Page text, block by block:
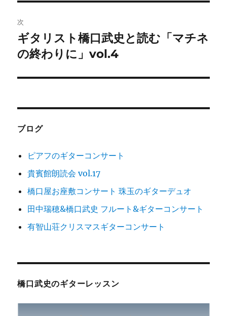
ビ
ゲ
ー
シ
ン
投
稿:
次
次
の
稿:
ギタリスト橋口武史と読む「マチネ
の終わりに」vol.4
ブログ
ピアフのギターコンサート
貴賓館朗読会 vol.17
橋口屋お座敷コンサート 珠玉のギターデュオ
田中瑞穂&橋口武史 フルート&ギターコンサート
有智山荘クリスマスギターコンサート
橋口武史のギターレッスン